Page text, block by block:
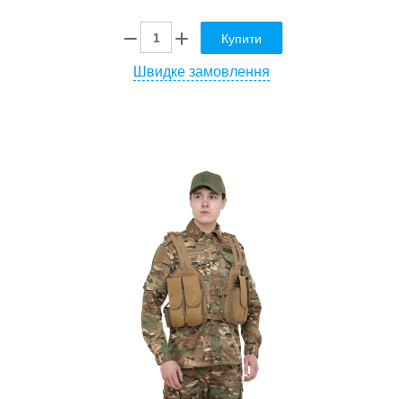
Купити
Швидке замовлення